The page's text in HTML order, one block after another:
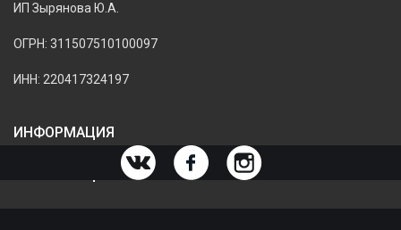
ИП Зырянова Ю.А.
ОГРН: 311507510100097
ИНН: 220417324197
ИНФОРМАЦИЯ
ИНФОРМАЦИЯ О МАГАЗИНЕ